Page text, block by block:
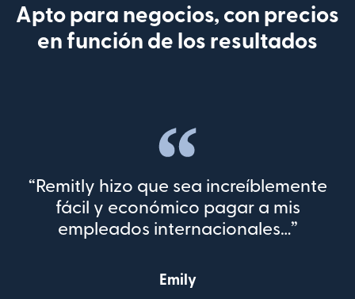
Apto para negocios, con precios
en función de los resultados
“Remitly hizo que sea increíblemente
fácil y económico pagar a mis
empleados internacionales…”
Emily